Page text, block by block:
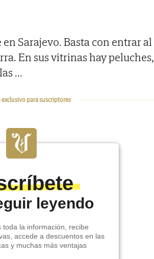
Sarajevo. Basta con entrar al
En sus vitrinas hay peluches,
...
para suscriptores
leyendo
toda la información, recibe
accede a descuentos en las
y muchas más ventajas